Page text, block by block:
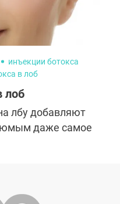
инъекции ботокса
в лоб
лоб
лбу добавляют
даже самое